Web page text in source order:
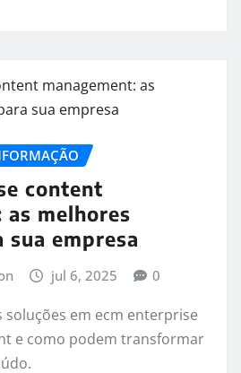
content
as melhores
sua empresa
jul 6, 2025 0
soluções em ecm enterprise
e como podem transformar